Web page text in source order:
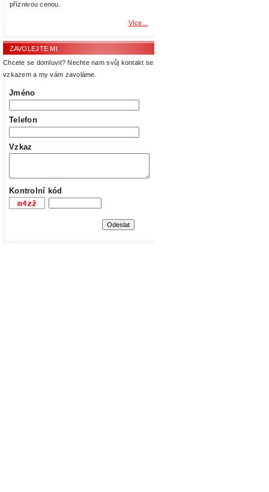
příznivou cenou.
Více...
ZAVOLEJTE MI
Chcete se domluvit? Nechte nam svůj kontakt se
vzkazem a my vám zavoláme.
Jméno
Telefon
Vzkaz
Kontrolní kód